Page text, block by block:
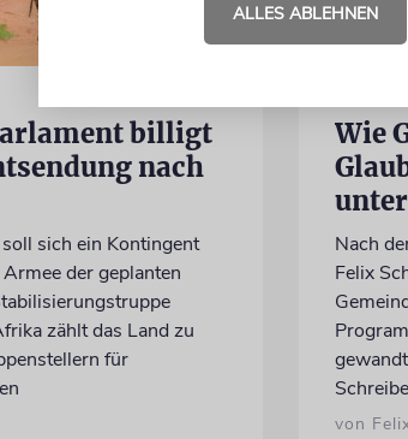
billigt
nach
sich ein Kontingent
der geplanten
zählt das Land zu
für
Wie
Nach
Felix
von
ALLES ABLEHNEN